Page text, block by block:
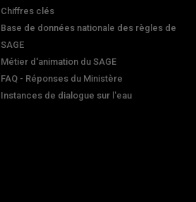
Chiffres clés
Base de données nationale des règles de
SAGE
Métier d'animation du SAGE
FAQ - Réponses du Ministère
Instances de dialogue sur l'eau